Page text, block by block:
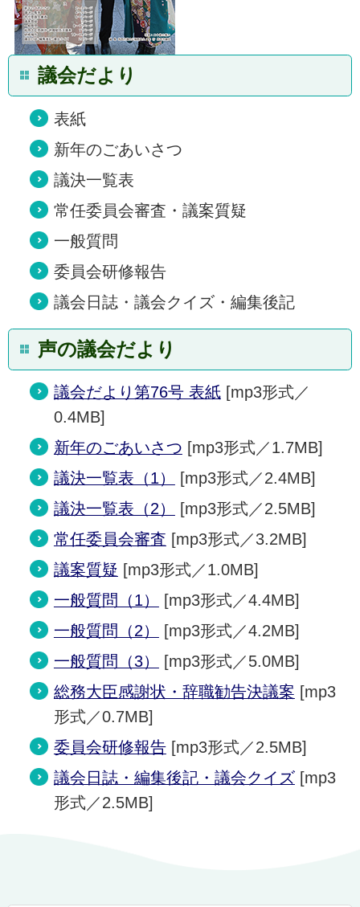
議会だより
表紙
新年のごあいさつ
議決一覧表
常任委員会審査・議案質疑
一般質問
委員会研修報告
議会日誌・議会クイズ・編集後記
声の議会だより
議会だより第76号 表紙[mp3形式／
0.4MB]
新年のごあいさつ [mp3形式／1.7MB]
議決一覧表（1）
[mp3形式／2.4MB]
議決一覧表（2）
[mp3形式／2.5MB]
常任委員会審査 [mp3形式／3.2MB]
議案質疑 [mp3形式／1.0MB]
一般質問（1）
[mp3形式／4.4MB]
一般質問（2）
[mp3形式／4.2MB]
一般質問（3）
[mp3形式／5.0MB]
総務大臣感謝状・辞職勧告決議案 [mp3
形式／0.7MB]
委員会研修報告[mp3形式／2.5MB]
議会日誌・編集後記・議会クイズ[mp3
形式／2.5MB]